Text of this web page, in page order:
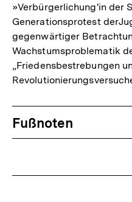
»Verbürgerlichung'in der
Generationsprotest
gegenwärtiger
Wachstumsproblematik
„Friedensbestrebungen
Fussnoten
Fußnoten